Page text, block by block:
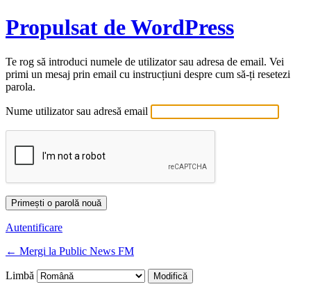
Propulsat de WordPress
Te rog să introduci numele de utilizator sau adresa de email. Vei
primi un mesaj prin email cu instrucțiuni despre cum să-ți resetezi
parola.
Nume utilizator sau adresă email
Autentificare
← Mergi la Public News FM
Limbă